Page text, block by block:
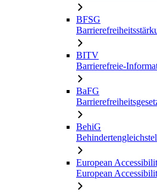
BFSG
BITV
Barrierefreie-
BaFG
BehiG
European
European